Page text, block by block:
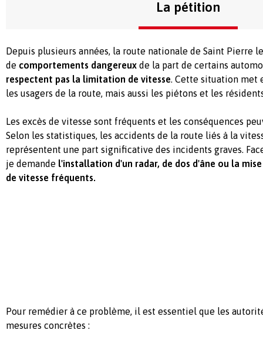
La pétition
Depuis plusieurs années, la route nationale de Saint Pierre
de comportements dangereux de la part de certains
respectent pas la limitation de vitesse. Cette situation met
les usagers de la route, mais aussi les piétons et les
Les excès de vitesse sont fréquents et les conséquences
Selon les statistiques, les accidents de la route liés à la
représentent une part significative des incidents graves.
je demande l'installation d'un radar, de dos d'âne ou la
de vitesse fréquents.
Pour remédier à ce problème, il est essentiel que les
mesures concrètes :